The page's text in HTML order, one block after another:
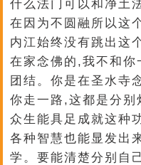
什么法门可以和净土
在因为不圆融所以这
内江始终没有跳出这
在家念佛的,我不和你
团结。你是在圣水寺
你走一路,这都是分别
众生能具足成就这种
各种智慧也能显发出
学。要能清楚分别自